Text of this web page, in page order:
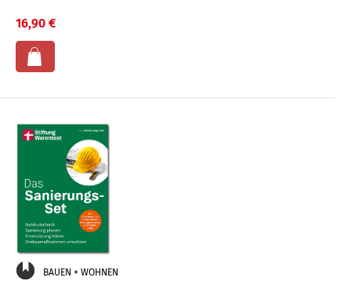
16,90 €
BAUEN + WOHNEN